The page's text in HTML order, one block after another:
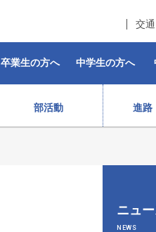
交
卒業生の方へ 中学生の方へ
部活動 進路
施設
バスケットボール部（女子）ニュ
NEWS